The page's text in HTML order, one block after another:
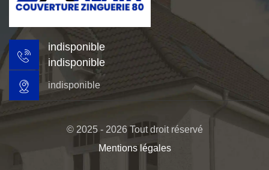
indisponible
indisponible
indisponible
© 2025 - 2026 Tout droit réservé
Mentions légales